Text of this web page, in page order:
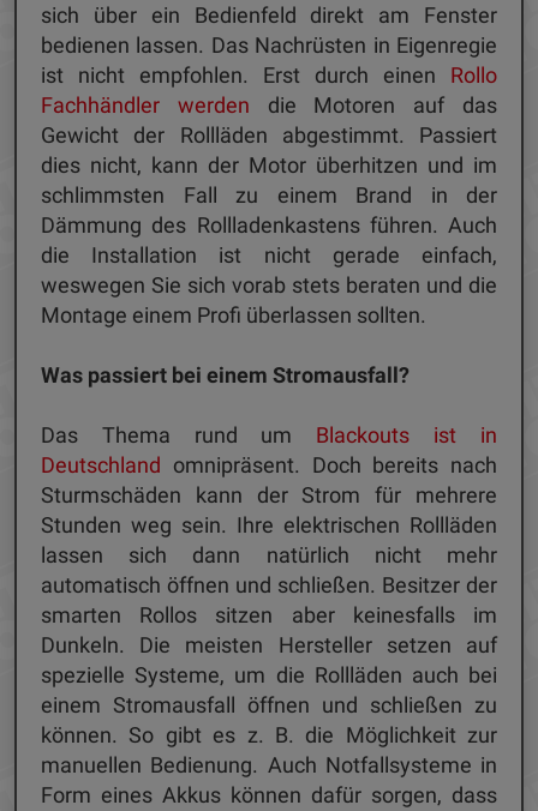
sich über ein Bedienfeld direkt am Fenster
bedienen lassen. Das Nachrüsten in Eigenregie
ist nicht empfohlen. Erst durch einen Rollo
Fachhändler werden die Motoren auf das
Gewicht der Rollläden abgestimmt. Passiert
dies nicht, kann der Motor überhitzen und im
schlimmsten Fall zu einem Brand in der
Dämmung des Rollladenkastens führen. Auch
die Installation ist nicht gerade einfach,
weswegen Sie sich vorab stets beraten und die
Montage einem Profi überlassen sollten.
Was passiert bei einem Stromausfall?
Das Thema rund um Blackouts ist in
Deutschland omnipräsent. Doch bereits nach
Sturmschäden kann der Strom für mehrere
Stunden weg sein. Ihre elektrischen Rollläden
lassen sich dann natürlich nicht mehr
automatisch öffnen und schließen. Besitzer der
smarten Rollos sitzen aber keinesfalls im
Dunkeln. Die meisten Hersteller setzen auf
spezielle Systeme, um die Rollläden auch bei
einem Stromausfall öffnen und schließen zu
können. So gibt es z. B. die Möglichkeit zur
manuellen Bedienung. Auch Notfallsysteme in
Form eines Akkus können dafür sorgen, dass